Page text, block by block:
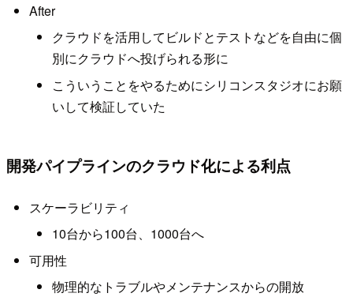
After
クラウドを活用してビルドとテストなどを自由に個
別にクラウドへ投げられる形に
こういうことをやるためにシリコンスタジオにお願
いして検証していた
開発パイプラインのクラウド化による利点
スケーラビリティ
10台から100台、1000台へ
可用性
物理的なトラブルやメンテナンスからの開放